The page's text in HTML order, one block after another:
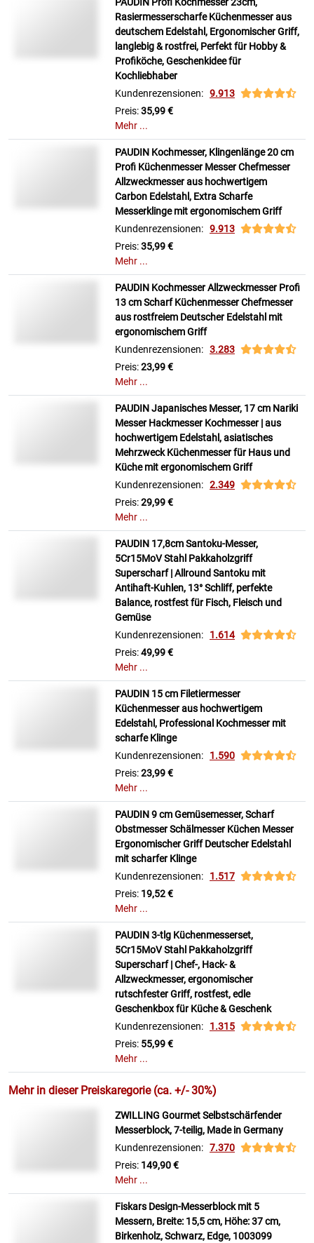
PAUDIN Profi Kochmesser 23cm,
Rasiermesserscharfe Küchenmesser aus
deutschem Edelstahl, Ergonomischer Griff,
langlebig & rostfrei, Perfekt für Hobby &
Profiköche, Geschenkidee für
Kochliebhaber
Kundenrezensionen: 9.913
Preis:35,99 €
Mehr ...
PAUDIN Kochmesser, Klingenlänge 20 cm
Profi Küchenmesser Messer Chefmesser
Allzweckmesser aus hochwertigem
Carbon Edelstahl, Extra Scharfe
Messerklinge mit ergonomischem Griff
Kundenrezensionen: 9.913
Preis:35,99 €
Mehr ...
PAUDIN Kochmesser Allzweckmesser Profi
13 cm Scharf Küchenmesser Chefmesser
aus rostfreiem Deutscher Edelstahl mit
ergonomischem Griff
Kundenrezensionen: 3.283
Preis:23,99 €
Mehr ...
PAUDIN Japanisches Messer, 17 cm Nariki
Messer Hackmesser Kochmesser | aus
hochwertigem Edelstahl, asiatisches
Mehrzweck Küchenmesser für Haus und
Küche mit ergonomischem Griff
Kundenrezensionen: 2.349
Preis:29,99 €
Mehr ...
PAUDIN 17,8cm Santoku-Messer,
5Cr15MoV Stahl Pakkaholzgriff
Superscharf | Allround Santoku mit
Antihaft-Kuhlen, 13° Schliff, perfekte
Balance, rostfest für Fisch, Fleisch und
Gemüse
Kundenrezensionen: 1.614
Preis:49,99 €
Mehr ...
PAUDIN 15 cm Filetiermesser
Küchenmesser aus hochwertigem
Edelstahl, Professional Kochmesser mit
scharfe Klinge
Kundenrezensionen: 1.590
Preis:23,99 €
Mehr ...
PAUDIN 9 cm Gemüsemesser, Scharf
Obstmesser Schälmesser Küchen Messer
Ergonomischer Griff Deutscher Edelstahl
mit scharfer Klinge
Kundenrezensionen: 1.517
Preis: 19,52 €
Mehr ...
PAUDIN 3-tlg Küchenmesserset,
5Cr15MoV Stahl Pakkaholzgriff
Superscharf | Chef-, Hack- &
Allzweckmesser, ergonomischer
rutschfester Griff, rostfest, edle
Geschenkbox für Küche & Geschenk
Kundenrezensionen: 1.315
Preis: 55,99 €
Mehr ...
Mehr in dieser Preiskaregorie (ca. +/- 30%)
ZWILLING Gourmet Selbstschärfender
Messerblock, 7-teilig, Made in Germany
Kundenrezensionen: 7.370
Preis: 149,90 €
Mehr ...
Fiskars Design-Messerblock mit 5
Messern, Breite: 15,5 cm, Höhe: 37 cm,
Birkenholz, Schwarz, Edge, 1003099